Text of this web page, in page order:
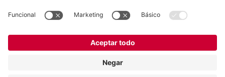
Política de privacidad